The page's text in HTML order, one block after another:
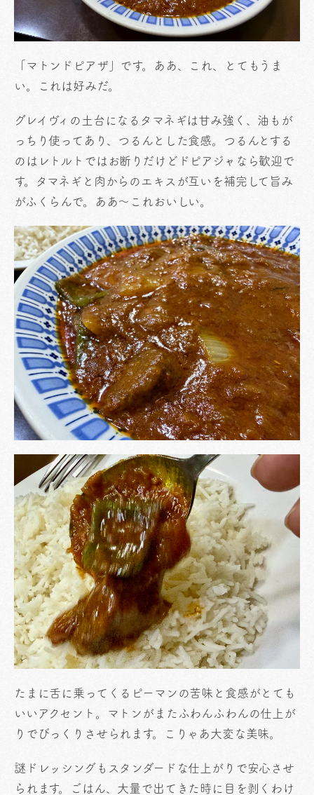
「マトンドピアザ」です。ああ、これ、とてもうま
い。これは好みだ。
グレイヴィの土台になるタマネギは甘み強く、油もが
っちり使ってあり、つるんとした食感。つるんとする
のはレトルトではお断りだけどドピアジャなら歓迎で
す。タマネギと肉からのエキスが互いを補完して旨み
がふくらんで。ああ〜これおいしい。
たまに舌に乗ってくるピーマンの苦味と食感がとても
いいアクセント。マトンがまたふわんふわんの仕上が
りでびっくりさせられます。こりゃあ大変な美味。
謎ドレッシングもスタンダードな仕上がりで安心させ
られます。ごはん、大量で出てきた時に目を剥くわけ